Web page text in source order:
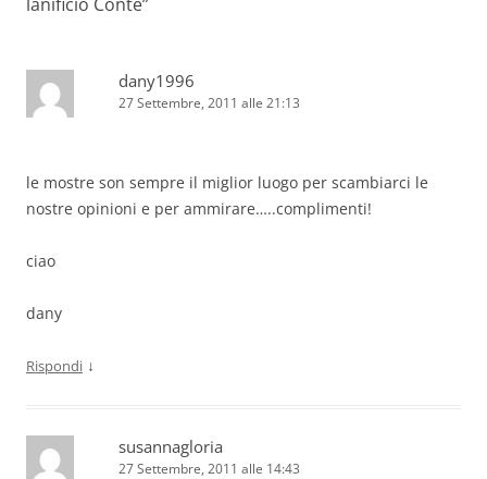
dany1996
27 Settembre, 2011 alle 21:13
le mostre son sempre il miglior luogo per scambiarci le
nostre opinioni e per ammirare…..complimenti!
ciao
dany
Rispondi ↓
susannagloria
27 Settembre, 2011 alle 14:43